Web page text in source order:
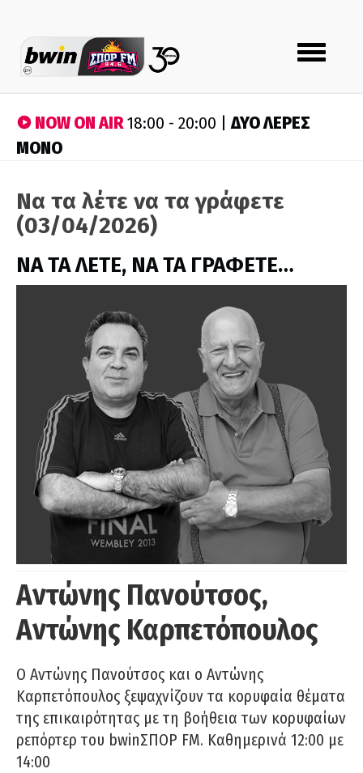
Toggle
navigation
NOW ON AIR18:00 - 20:00 |ΔΥΟ ΛΕΡΕΣ
ΜΟΝΟ
Να τα λέτε να τα γράφετε
(03/04/2026)
ΝΑ ΤΑ ΛΕΤΕ, ΝΑ ΤΑ ΓΡΑΦΕΤΕ…
Αντώνης Πανούτσος,
Αντώνης Καρπετόπουλος
Ο Αντώνης Πανούτσος και ο Αντώνης
Καρπετόπουλος ξεψαχνίζουν τα κορυφαία θέματα
της επικαιρότητας με τη βοήθεια των κορυφαίων
ρεπόρτερ του bwinΣΠΟΡ FM. Καθημερινά 12:00 με
14:00